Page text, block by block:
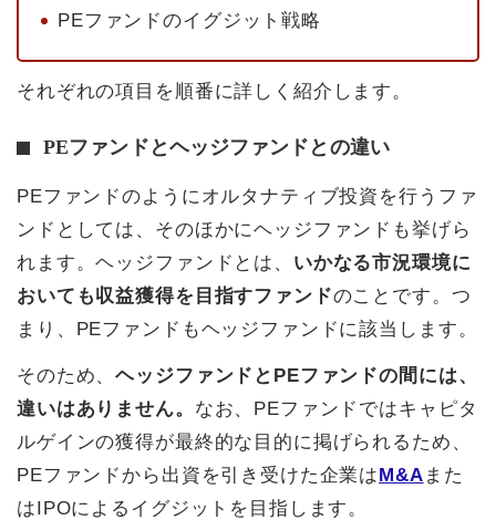
PEファンドのイグジット戦略
それぞれの項目を順番に詳しく紹介します。
PEファンドとヘッジファンドとの違い
PEファンドのようにオルタナティブ投資を行うファ
ンドとしては、そのほかにヘッジファンドも挙げら
れます。ヘッジファンドとは、 いかなる市況環境に
おいても収益獲得を目指すファンドのことです。つ
まり、PEファンドもヘッジファンドに該当します。
そのため、ヘッジファンドとPEファンドの間には、
違いはありません。 なお、PEファンドではキャピタ
ルゲインの獲得が最終的な目的に掲げられるため、
PEファンドから出資を引き受けた企業はM&A また
はIPOによるイグジットを目指します。